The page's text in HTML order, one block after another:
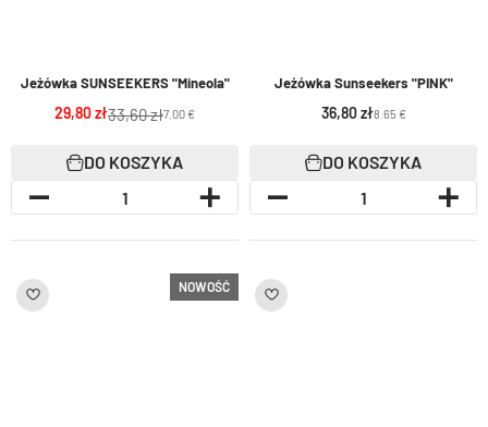
jeżówka SUNSEEKERS "Mineola"
29,80 33,60 7.00 €
DO KOSZYKA
Jeżówka Sunseekers "PINK"
36,80 8.65 €
DO KOSZYKA
NOWOŚĆ